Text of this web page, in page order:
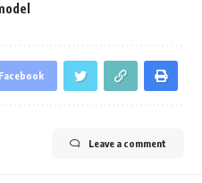
Facebook
Leave a comment